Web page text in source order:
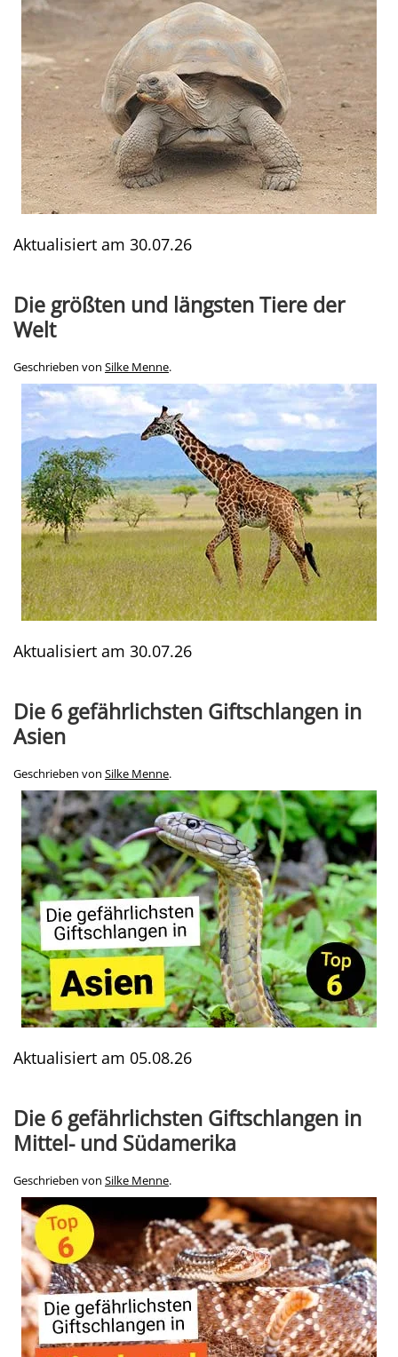
Aktualisiert am 30.07.26
Die größten und längsten Tiere der
Welt
Geschrieben von Silke Menne.
Aktualisiert am 30.07.26
Die 6 gefährlichsten Giftschlangen in
Asien
Geschrieben von Silke Menne.
Aktualisiert am 05.08.26
Die 6 gefährlichsten Giftschlangen in
Mittel- und Südamerika
Geschrieben von Silke Menne.